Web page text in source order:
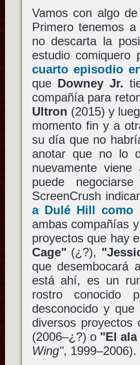
Vamos con algo de
Primero tenemos a
no descarta la
estudio comiquero
cuarto episodio
que Downey Jr.
compañía para
Ultron (2015) y
momento fin y a
su día que no
anotar que no lo
nuevamente
puede
ScreenCrush
a Dulé Hill como
ambas compañías
proyectos que hay
Cage" (¿?),
que desembocará
está ahí, es un
rostro conocido
desconocido y
diversos
(2006–¿?) o "El ala
Wing", 1999–2006).